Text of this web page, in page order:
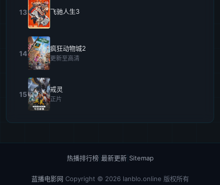
13 飞驰人生3
14
疯狂动物城2
更新至高清
15
戒灵
正片
热播排行榜| 最新更新| Sitemap
蓝播电影网 Copyright © 2026 lanblo.online 版权所有